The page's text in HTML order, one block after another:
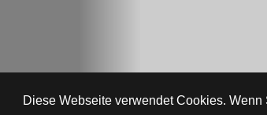
Diese Webseite verwendet Cookies.